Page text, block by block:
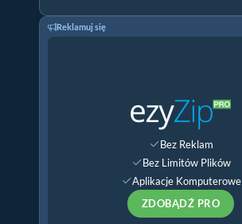
Reklamuj się
Bez Reklam
Bez Limitów Plików
Aplikacje Komputerowe
ZDOBĄDŹ PRO